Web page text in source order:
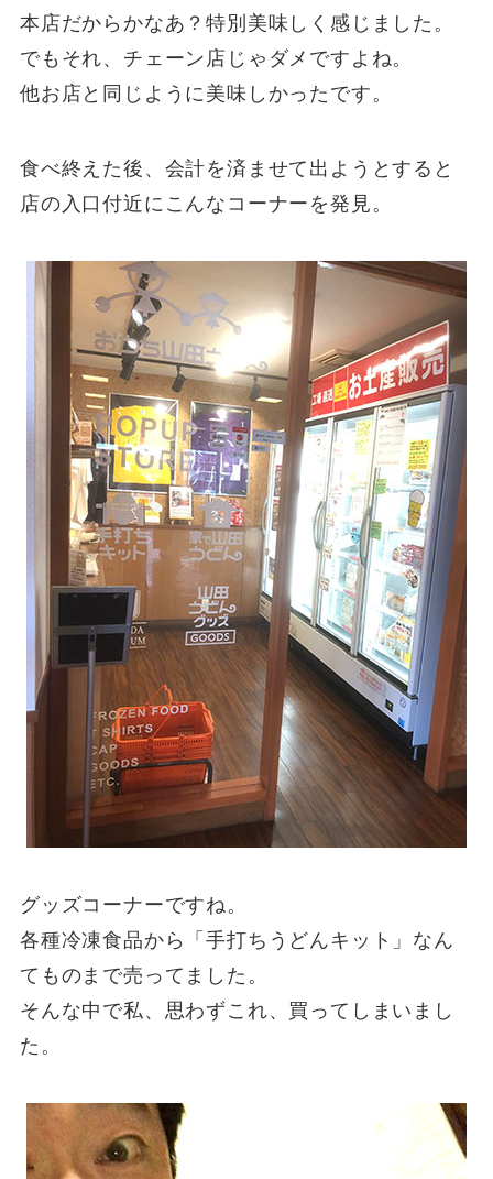
本店だからかなあ？特別美味しく感じました。
でもそれ、チェーン店じゃダメですよね。
他お店と同じように美味しかったです。
食べ終えた後、会計を済ませて出ようとすると
店の入口付近にこんなコーナーを発見。
グッズコーナーですね。
各種冷凍食品から「手打ちうどんキット」なん
てものまで売ってました。
そんな中で私、思わずこれ、買ってしまいまし
た。